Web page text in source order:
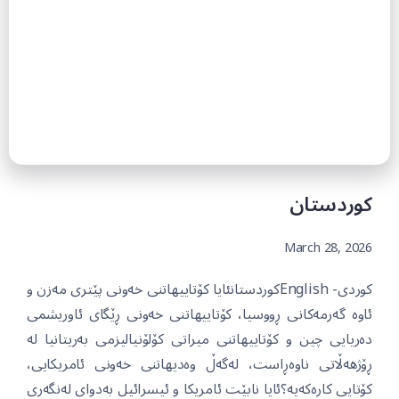
کوردستان
March 28, 2026
کوردی- Englishکوردستانئایا کۆتاییهاتنی خەونی پێتری مەزن و
ئاوە گەرمەکانی ڕووسیا، کۆتاییهاتنی خەونی ڕێگای ئاوریشمی
دەریایی چین و کۆتاییهاتنی میراتی کۆلۆنیالیزمی بەریتانیا لە
ڕۆژهەڵاتی ناوەڕاست، لەگەڵ وەدیهاتنی خەونی ئامریکایی،
کۆتایی کارەکەیە؟ئایا نابێت ئامریکا و ئیسرائیل بەدوای لەنگەری